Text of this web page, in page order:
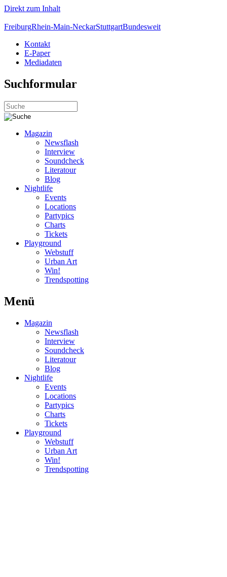
Direkt zum Inhalt
FreiburgRhein-Main-NeckarStuttgartBundesweit
Kontakt
E-Paper
Mediadaten
Suchformular
Magazin
Newsflash
Interview
Soundcheck
Literatour
Blog
Nightlife
Events
Locations
Partypics
Charts
Tickets
Playground
Webstuff
Urban Art
Win!
Trendspotting
Menü
Magazin
Newsflash
Interview
Soundcheck
Literatour
Blog
Nightlife
Events
Locations
Partypics
Charts
Tickets
Playground
Webstuff
Urban Art
Win!
Trendspotting